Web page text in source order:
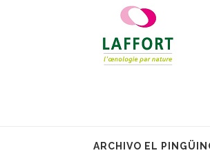
ARCHIVO EL